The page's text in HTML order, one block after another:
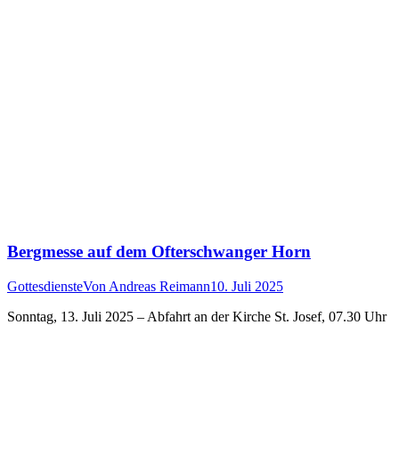
Bergmesse auf dem Ofterschwanger Horn
GottesdiensteVon Andreas Reimann10. Juli 2025
Sonntag, 13. Juli 2025 – Abfahrt an der Kirche St. Josef, 07.30 Uhr